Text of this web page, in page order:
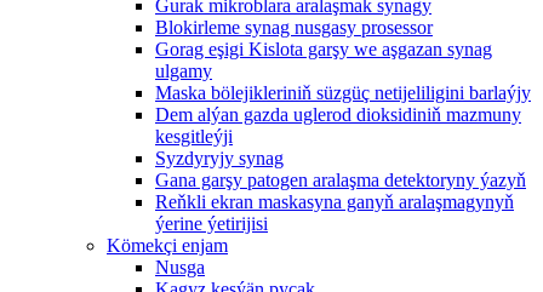
Gurak mikroblara aralaşmak synagy
Blokirleme synag nusgasy prosessor
Gorag eşigi Kislota garşy we aşgazan synag
ulgamy
Maska bölejikleriniň süzgüç netijeliligini barlaýjy
Dem alýan gazda uglerod dioksidiniň mazmuny
kesgitleýji
Syzdyryjy synag
Gana garşy patogen aralaşma detektoryny ýazyň
Reňkli ekran maskasyna ganyň aralaşmagynyň
ýerine ýetirijisi
Kömekçi enjam
Nusga